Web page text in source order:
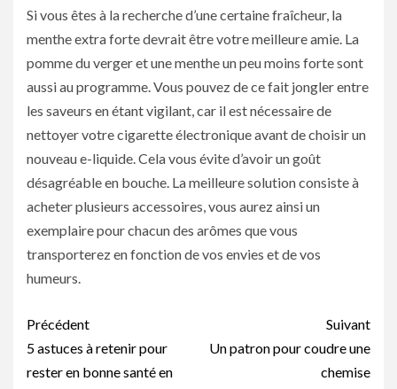
Si vous êtes à la recherche d’une certaine fraîcheur, la
menthe extra forte devrait être votre meilleure amie. La
pomme du verger et une menthe un peu moins forte sont
aussi au programme. Vous pouvez de ce fait jongler entre
les saveurs en étant vigilant, car il est nécessaire de
nettoyer votre cigarette électronique avant de choisir un
nouveau e-liquide. Cela vous évite d’avoir un goût
désagréable en bouche. La meilleure solution consiste à
acheter plusieurs accessoires, vous aurez ainsi un
exemplaire pour chacun des arômes que vous
transporterez en fonction de vos envies et de vos
humeurs.
Navigation
d’article
Précédent
5 astuces à retenir pour
rester en bonne santé en
Suivant
Un patron pour coudre une
chemise